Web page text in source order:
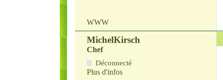
WWW
MichelKirsch
Chef
Déconnecté
Plus d'infos